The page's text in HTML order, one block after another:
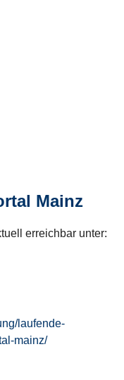
Mainz
erreichbar unter:
laufende-
mainz/